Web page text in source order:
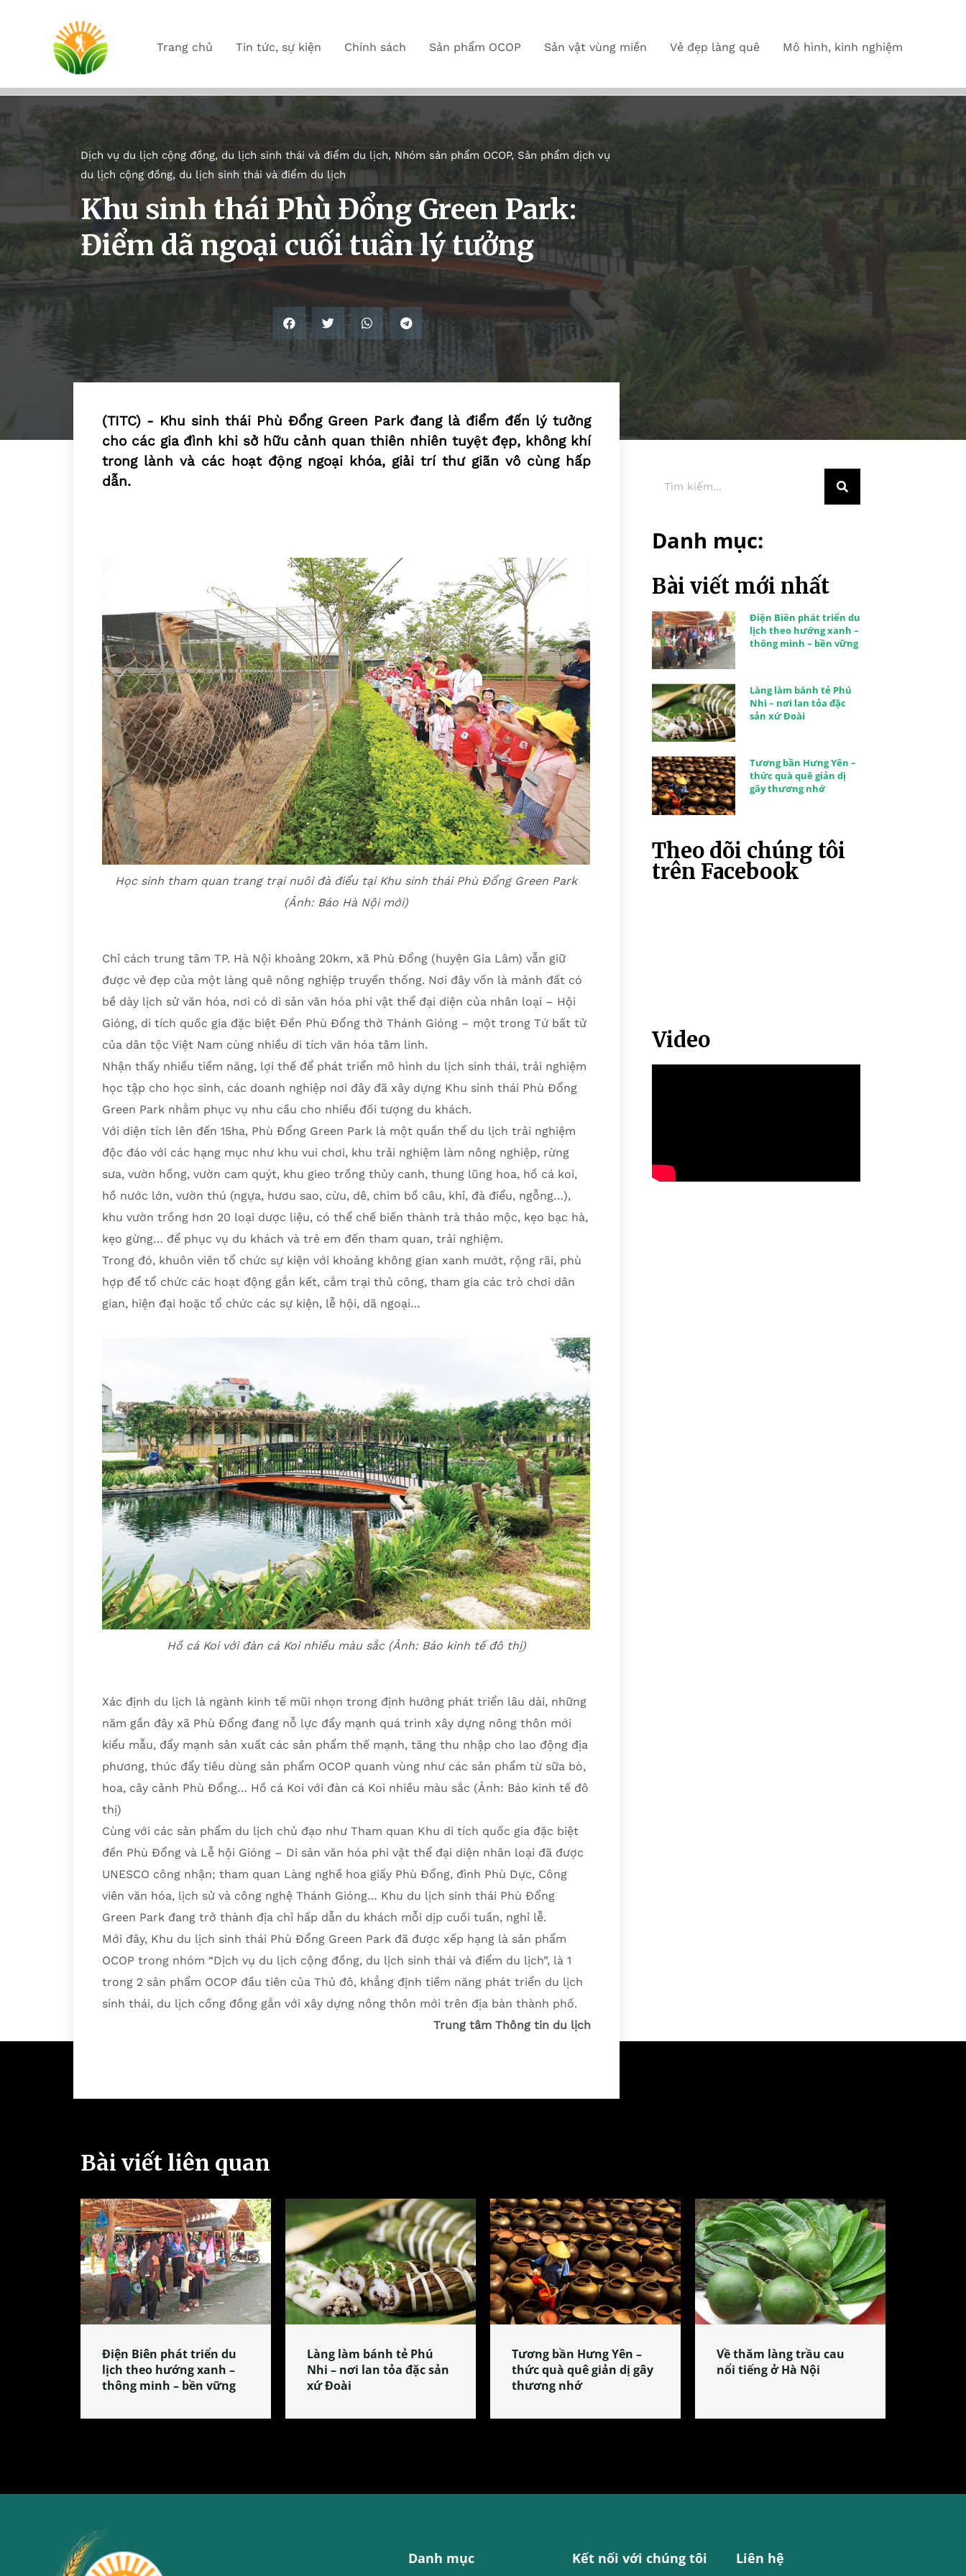
Trang chủ Tin tức, sự kiện Chính sách Sản phẩm OCOP Sản vật vùng miền Vẻ đẹp làng quê Mô hình, kinh nghiệm
Dịch vụ du lịch cộng đồng, du lịch sinh thái và điểm du lịch, Nhóm sản phẩm OCOP, Sản phẩm dịch vụ
du lịch cộng đồng, du lịch sinh thái và điểm du lịch
Khu sinh thái Phù Đổng Green Park:
Điểm dã ngoại cuối tuần lý tưởng
(TITC) - Khu sinh thái Phù Đổng Green Park đang là điểm đến lý tưởng
cho các gia đình khi sở hữu cảnh quan thiên nhiên tuyệt đẹp, không khí
trong lành và các hoạt động ngoại khóa, giải trí thư giãn vô cùng hấp
dẫn.
Học sinh tham quan trang trại nuôi đà điểu tại Khu sinh thái Phù Đổng Green Park
(Ảnh: Báo Hà Nội mới)
Chỉ cách trung tâm TP. Hà Nội khoảng 20km, xã Phù Đổng (huyện Gia Lâm) vẫn giữ
được vẻ đẹp của một làng quê nông nghiệp truyền thống. Nơi đây vốn là mảnh đất có
bề dày lịch sử văn hóa, nơi có di sản văn hóa phi vật thể đại diện của nhân loại – Hội
Gióng, di tích quốc gia đặc biệt Đền Phù Đổng thờ Thánh Gióng – một trong Tứ bất tử
của dân tộc Việt Nam cùng nhiều di tích văn hóa tâm linh.
Nhận thấy nhiều tiềm năng, lợi thế để phát triển mô hình du lịch sinh thái, trải nghiệm
học tập cho học sinh, các doanh nghiệp nơi đây đã xây dựng Khu sinh thái Phù Đổng
Green Park nhằm phục vụ nhu cầu cho nhiều đối tượng du khách.
Với diện tích lên đến 15ha, Phù Đổng Green Park là một quần thể du lịch trải nghiệm
độc đáo với các hạng mục như khu vui chơi, khu trải nghiệm làm nông nghiệp, rừng
sưa, vườn hồng, vườn cam quýt, khu gieo trồng thủy canh, thung lũng hoa, hồ cá koi,
hồ nước lớn, vườn thú (ngựa, hươu sao, cừu, dê, chim bồ câu, khỉ, đà điểu, ngỗng…),
khu vườn trồng hơn 20 loại dược liệu, có thể chế biến thành trà thảo mộc, kẹo bạc hà,
kẹo gừng… để phục vụ du khách và trẻ em đến tham quan, trải nghiệm.
Trong đó, khuôn viên tổ chức sự kiện với khoảng không gian xanh mướt, rộng rãi, phù
hợp để tổ chức các hoạt động gắn kết, cắm trại thủ công, tham gia các trò chơi dân
gian, hiện đại hoặc tổ chức các sự kiện, lễ hội, dã ngoại…
Hồ cá Koi với đàn cá Koi nhiều màu sắc (Ảnh: Báo kinh tế đô thị)
Xác định du lịch là ngành kinh tế mũi nhọn trong định hướng phát triển lâu dài, những
năm gần đây xã Phù Đổng đang nỗ lực đẩy mạnh quá trình xây dựng nông thôn mới
kiểu mẫu, đẩy mạnh sản xuất các sản phẩm thế mạnh, tăng thu nhập cho lao động địa
phương, thúc đẩy tiêu dùng sản phẩm OCOP quanh vùng như các sản phẩm từ sữa bò,
hoa, cây cảnh Phù Đổng… Hồ cá Koi với đàn cá Koi nhiều màu sắc (Ảnh: Báo kinh tế đô
thị)
Cùng với các sản phẩm du lịch chủ đạo như Tham quan Khu di tích quốc gia đặc biệt
đền Phù Đổng và Lễ hội Gióng – Di sản văn hóa phi vật thể đại diện nhân loại đã được
UNESCO công nhận; tham quan Làng nghề hoa giấy Phù Đổng, đình Phù Dực, Công
viên văn hóa, lịch sử và công nghệ Thánh Gióng… Khu du lịch sinh thái Phù Đổng
Green Park đang trở thành địa chỉ hấp dẫn du khách mỗi dịp cuối tuần, nghỉ lễ.
Mới đây, Khu du lịch sinh thái Phù Đổng Green Park đã được xếp hạng là sản phẩm
OCOP trong nhóm “Dịch vụ du lịch cộng đồng, du lịch sinh thái và điểm du lịch”, là 1
trong 2 sản phẩm OCOP đầu tiên của Thủ đô, khẳng định tiềm năng phát triển du lịch
sinh thái, du lịch cồng đồng gắn với xây dựng nông thôn mới trên địa bàn thành phố.
Trung tâm Thông tin du lịch
Danh mục:
Bài viết mới nhất
Điện Biên phát triển du
lịch theo hướng xanh –
thông minh – bền vững
Làng làm bánh tẻ Phú
Nhi – nơi lan tỏa đặc
sản xứ Đoài
Tương bần Hưng Yên –
thức quà quê giản dị
gây thương nhớ
Theo dõi chúng tôi
trên Facebook
Video
Bài viết liên quan
Điện Biên phát triển du
lịch theo hướng xanh –
thông minh – bền vững
Làng làm bánh tẻ Phú
Nhi – nơi lan tỏa đặc sản
xứ Đoài
Tương bần Hưng Yên –
thức quà quê giản dị gây
thương nhớ
Về thăm làng trầu cau
nổi tiếng ở Hà Nội
Danh mục Kết nối với chúng tôi Liên hệ